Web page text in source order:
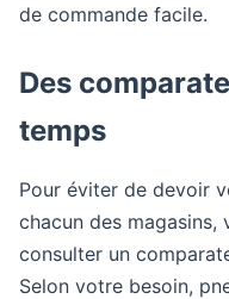
de commande facile.
Des
temps
Pour éviter de devoir
chacun des magasins,
consulter un
Selon votre besoin,